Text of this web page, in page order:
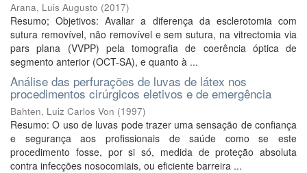
Arana, Luis Augusto (2017)
Resumo; Objetivos: Avaliar a diferença da esclerotomia com
sutura removível, não removível e sem sutura, na vitrectomia via
pars plana (VVPP) pela tomografia de coerência óptica de
segmento anterior (OCT-SA), e quanto à ...
Análise das perfurações de luvas de látex nos
procedimentos cirúrgicos eletivos e de emergência
Bahten, Luiz Carlos Von (1997)
Resumo: O uso de luvas pode trazer uma sensação de confiança
e segurança aos profissionais de saúde como se este
procedimento fosse, por si só, medida de proteção absoluta
contra infecções nosocomiais, ou eficiente barreira ...